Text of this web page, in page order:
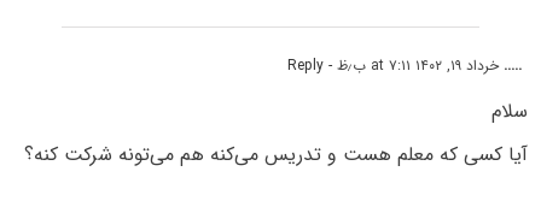
..... خرداد ۱۹, ۱۴۰۲ at ۷:۱۱ ب٫ظ - Reply
سلام
آیا کسی که معلم هست و تدریس می‌کنه هم می‌تونه شرکت کنه؟